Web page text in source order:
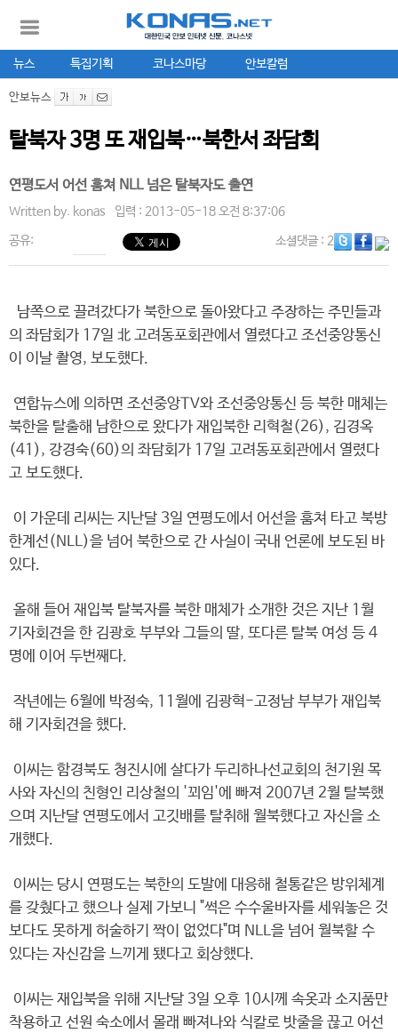
뉴스 특집기획 코나스마당 안보칼럼
안보뉴스
탈북자 3명 또 재입북…북한서 좌담회
연평도서 어선 훔쳐 NLL 넘은 탈북자도 출연
Written by. konas 입력 : 2013-05-18 오전 8:37:06
공유: 소셜댓글: 2
남쪽으로 끌려갔다가 북한으로 돌아왔다고 주장하는 주민들과
의 좌담회가 17일 北 고려동포회관에서 열렸다고 조선중앙통신
이 이날 촬영, 보도했다.
연합뉴스에 의하면 조선중앙TV와 조선중앙통신 등 북한 매체는
북한을 탈출해 남한으로 왔다가 재입북한 리혁철(26), 김경옥
(41), 강경숙(60)의 좌담회가 17일 고려동포회관에서 열렸다
고 보도했다.
이 가운데 리씨는 지난달 3일 연평도에서 어선을 훔쳐 타고 북방
한계선(NLL)을 넘어 북한으로 간 사실이 국내 언론에 보도된 바
있다.
올해 들어 재입북 탈북자를 북한 매체가 소개한 것은 지난 1월
기자회견을 한 김광호 부부와 그들의 딸, 또다른 탈북 여성 등 4
명에 이어 두번째다.
작년에는 6월에 박정숙, 11월에 김광혁-고정남 부부가 재입북
해 기자회견을 했다.
이씨는 함경북도 청진시에 살다가 두리하나선교회의 천기원 목
사와 자신의 친형인 리상철의 '꾀임'에 빠져 2007년 2월 탈북했
으며 지난달 연평도에서 고깃배를 탈취해 월북했다고 자신을 소
개했다.
이씨는 당시 연평도는 북한의 도발에 대응해 철통같은 방위체계
를 갖췄다고 했으나 실제 가보니 "썩은 수수울바자를 세워놓은 것
보다도 못하게 허술하기 짝이 없었다"며 NLL을 넘어 월북할 수
있다는 자신감을 느끼게 됐다고 회상했다.
이씨는 재입북을 위해 지난달 3일 오후 10시께 속옷과 소지품만
착용하고 선원 숙소에서 몰래 빠져나와 식칼로 밧줄을 끊고 어선